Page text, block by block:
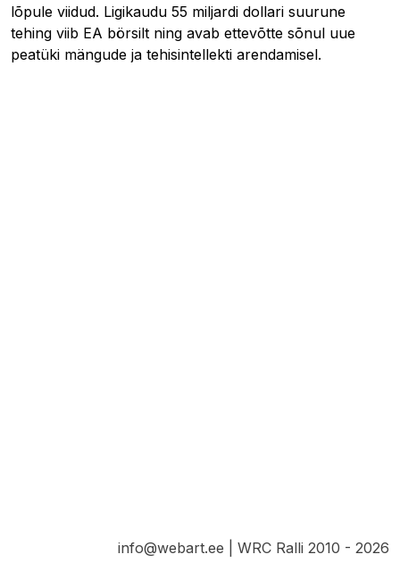
lõpule viidud. Ligikaudu 55 miljardi dollari suurune
tehing viib EA börsilt ning avab ettevõtte sõnul uue
peatüki mängude ja tehisintellekti arendamisel.
info@webart.ee | WRC Ralli 2010 - 2026